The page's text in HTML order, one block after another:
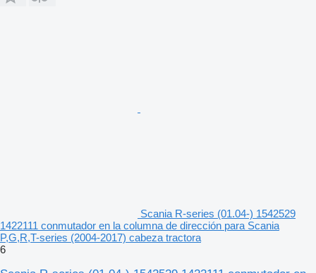
Scania R-series (01.04-) 1542529
1422111 conmutador en la columna de dirección para Scania
P,G,R,T-series (2004-2017) cabeza tractora
6